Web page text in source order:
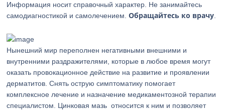
Информация носит справочный характер. Не занимайтесь
самодиагностикой и самолечением.Обращайтесь ко врачу
Нынешний мир переполнен негативными внешними и
внутренними раздражителями, которые в любое время могут
оказать провокационное действие на развитие и проявлении
дерматитов. Снять острую симптоматику помогает
комплексное лечение и назначение медикаментозной терапии
специалистом. Цинковая мазь относится к ним и позволяет